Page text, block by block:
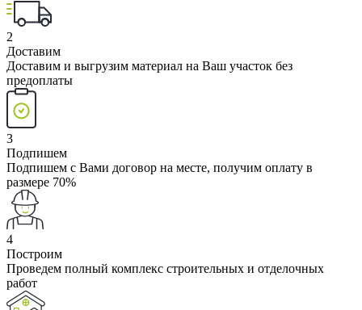
2
Доставим
Доставим и выгрузим материал на Ваш участок без
предоплаты
3
Подпишем
Подпишем с Вами договор на месте, получим оплату в
размере 70%
4
Построим
Проведем полный комплекс строительных и отделочных
работ